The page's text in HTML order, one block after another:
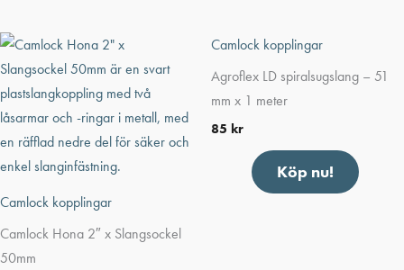
Camlock kopplingar
Camlock Hona 2″ x Slangsockel
50mm
Camlock kopplingar
Agroflex LD spiralsugslang – 51
mm x 1 meter
85 kr
Köp nu!